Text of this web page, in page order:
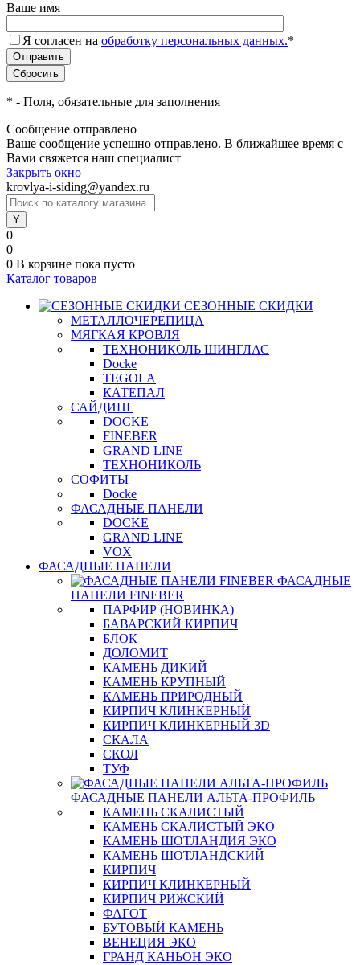
Ваше имя
Я согласен на обработку персональных данных.*
* - Поля, обязательные для заполнения
Сообщение отправлено
Ваше сообщение успешно отправлено. В ближайшее время с
Вами свяжется наш специалист
Закрыть окно
krovlya-i-siding@yandex.ru
0
0
0 В корзине пока пусто
Каталог товаров
СЕЗОННЫЕ СКИДКИ
МЕТАЛЛОЧЕРЕПИЦА
МЯГКАЯ КРОВЛЯ
ТЕХНОНИКОЛЬ ШИНГЛАС
Docke
TEGOLA
КАТЕПАЛ
САЙДИНГ
DOCKE
FINEBER
GRAND LINE
ТЕХНОНИКОЛЬ
СОФИТЫ
Docke
ФАСАДНЫЕ ПАНЕЛИ
DOCKE
GRAND LINE
VOX
ФАСАДНЫЕ ПАНЕЛИ
ФАСАДНЫЕ
ПАНЕЛИ FINEBER
ПАРФИР (НОВИНКА)
БАВАРСКИЙ КИРПИЧ
БЛОК
ДОЛОМИТ
КАМЕНЬ ДИКИЙ
КАМЕНЬ КРУПНЫЙ
КАМЕНЬ ПРИРОДНЫЙ
КИРПИЧ КЛИНКЕРНЫЙ
КИРПИЧ КЛИНКЕРНЫЙ 3D
СКАЛА
СКОЛ
ТУФ
ФАСАДНЫЕ ПАНЕЛИ АЛЬТА-ПРОФИЛЬ
КАМЕНЬ СКАЛИСТЫЙ
КАМЕНЬ СКАЛИСТЫЙ ЭКО
КАМЕНЬ ШОТЛАНДИЯ ЭКО
КАМЕНЬ ШОТЛАНДСКИЙ
КИРПИЧ
КИРПИЧ КЛИНКЕРНЫЙ
КИРПИЧ РИЖСКИЙ
ФАГОТ
БУТОВЫЙ КАМЕНЬ
ВЕНЕЦИЯ ЭКО
ГРАНД КАНЬОН ЭКО